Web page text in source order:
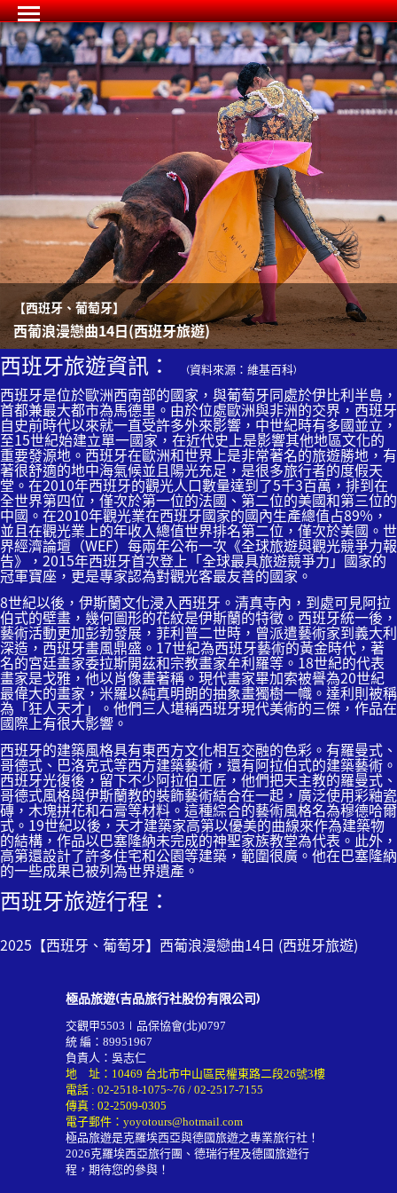
【西班牙、葡萄牙】
西葡浪漫戀曲14日(西班牙旅遊)
西班牙旅遊資訊： (資料來源：維基百科)
西班牙是位於歐洲西南部的國家，與葡萄牙同處於伊比利半島，
首都兼最大都市為馬德里。由於位處歐洲與非洲的交界，西班牙
自史前時代以來就一直受許多外來影響，中世紀時有多國並立，
至15世紀始建立單一國家，在近代史上是影響其他地區文化的
重要發源地。西班牙在歐洲和世界上是非常著名的旅遊勝地，有
著很舒適的地中海氣候並且陽光充足，是很多旅行者的度假天
堂。在2010年西班牙的觀光人口數量達到了5千3百萬，排到在
全世界第四位，僅次於第一位的法國、第二位的美國和第三位的
中國。在2010年觀光業在西班牙國家的國內生產總值占89%，
並且在觀光業上的年收入總值世界排名第二位，僅次於美國。世
界經濟論壇（WEF）每兩年公布一次《全球旅遊與觀光競爭力報
告》，2015年西班牙首次登上「全球最具旅遊競爭力」國家的
冠軍寶座，更是專家認為對觀光客最友善的國家。
8世紀以後，伊斯蘭文化浸入西班牙。清真寺內，到處可見阿拉
伯式的壁畫，幾何圖形的花紋是伊斯蘭的特徵。西班牙統一後，
藝術活動更加彭勃發展，菲利普二世時，曾派遣藝術家到義大利
深造，西班牙畫風鼎盛。17世紀為西班牙藝術的黃金時代，著
名的宮廷畫家委拉斯開茲和宗教畫家牟利羅等。18世紀的代表
畫家是戈雅，他以肖像畫著稱。現代畫家畢加索被譽為20世紀
最偉大的畫家，米羅以純真明朗的抽象畫獨樹一幟。達利則被稱
為「狂人天才」。他們三人堪稱西班牙現代美術的三傑，作品在
國際上有很大影響。
西班牙的建築風格具有東西方文化相互交融的色彩。有羅曼式、
哥德式、巴洛克式等西方建築藝術，還有阿拉伯式的建築藝術。
西班牙光復後，留下不少阿拉伯工匠，他們把天主教的羅曼式、
哥德式風格與伊斯蘭教的裝飾藝術結合在一起，廣泛使用彩釉瓷
磚，木塊拼花和石膏等材料。這種綜合的藝術風格名為穆德哈爾
式。19世紀以後，天才建築家高第以優美的曲線來作為建築物
的結構，作品以巴塞隆納未完成的神聖家族教堂為代表。此外，
高第還設計了許多住宅和公園等建築，範圍很廣。他在巴塞隆納
的一些成果已被列為世界遺產。
西班牙旅遊行程：
2025【西班牙、葡萄牙】西葡浪漫戀曲14日 (西班牙旅遊)
極品旅遊(吉品旅行社股份有限公司)
交觀甲5503∣品保協會(北)0797
統 編：89951967
負責人：吳志仁
地 址：10469 台北市中山區民權東路二段26號3樓
電話 : 02-2518-1075~76 / 02-2517-7155
傳真 : 02-2509-0305
電子郵件： yoyotours@hotmail.com
極品旅遊是克羅埃西亞與德國旅遊之專業旅行社！
2026克羅埃西亞旅行團 、德瑞行程及德國旅遊行
程 ，期待您的參與！